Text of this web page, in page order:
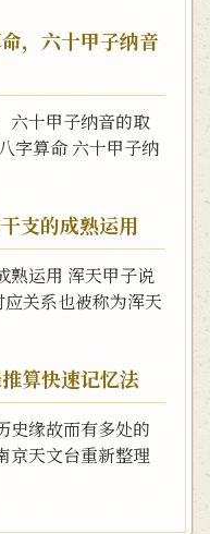
，六十甲子纳音
六十甲子纳音的取
字算命 六十甲子纳
支的成熟运用
熟运用 浑天甲子说
关系也被称为浑天
算快速记忆法
史缘故而有多处的
京天文台重新整理